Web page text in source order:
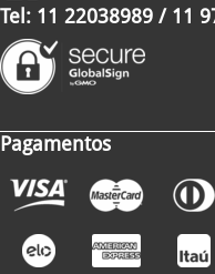
Tel: 11 22038989 / 11
Pagamentos